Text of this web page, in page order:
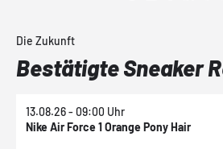
Die Zukunft
Bestätigte Sneaker
13.08.26 - 09:00 Uhr
Nike Air Force 1 Orange Pony Hair